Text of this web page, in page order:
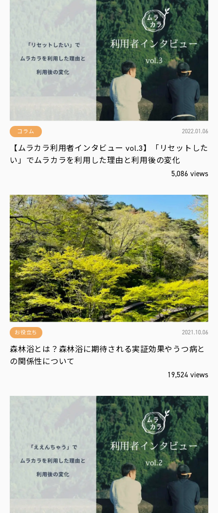
コラム 2022.01.06
【ムラカラ利用者インタビュー vol.3】「リセットした
い」でムラカラを利用した理由と利用後の変化
5,086 views
お役立ち 2021.10.06
森林浴とは？森林浴に期待される実証効果やうつ病と
の関係性について
19,524 views